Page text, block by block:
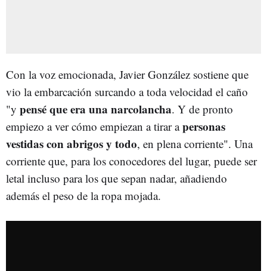
Con la voz emocionada, Javier González sostiene que
vio la embarcación surcando a toda velocidad el caño
"y pensé que era una narcolancha. Y de pronto
empiezo a ver cómo empiezan a tirar apersonas
vestidas con abrigos y todo, en plena corriente". Una
corriente que, para los conocedores del lugar, puede ser
letal incluso para los que sepan nadar, añadiendo
además el peso de la ropa mojada.